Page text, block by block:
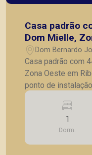
Casa padrão
Dom Mielle,
Preto/SP.
Dom Bernardo
Casa padrão com
Zona Oeste em Ribeirão
ponto de
Banheiro social
Sala; - Cozinha
serviço; -
seus clientes com
1
Dorm.